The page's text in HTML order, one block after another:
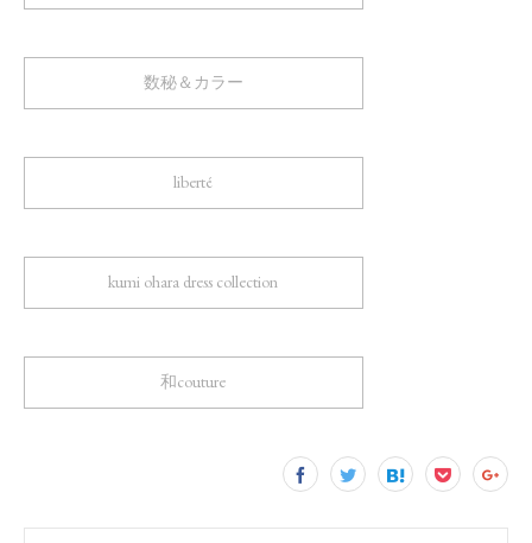
数秘＆カラー
liberté
kumi ohara dress collection
和couture